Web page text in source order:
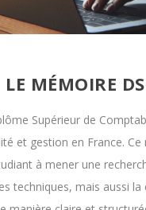
LE MÉMOIRE
Supérieur de
et gestion en France.
à mener une
techniques, mais aussi